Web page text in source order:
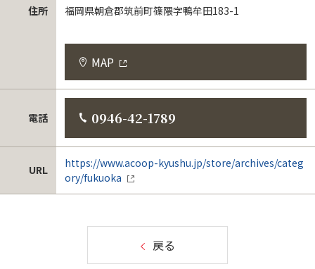
住所 福岡県朝倉郡筑前町篠隈字鴨牟田183-1
MAP
電話 0946-42-1789
URL
https://www.acoop-kyushu.jp/store/archives/categ
ory/fukuoka
戻る